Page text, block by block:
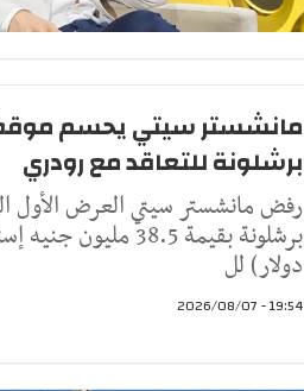
مانشستر سيتي يحسم
برشلونة للتعاقد مع رودري
رفض مانشستر سيتي العرض الأول
دولار) لل
19:54 - 2026/08/07